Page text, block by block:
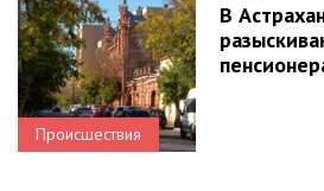
Происшествия
В